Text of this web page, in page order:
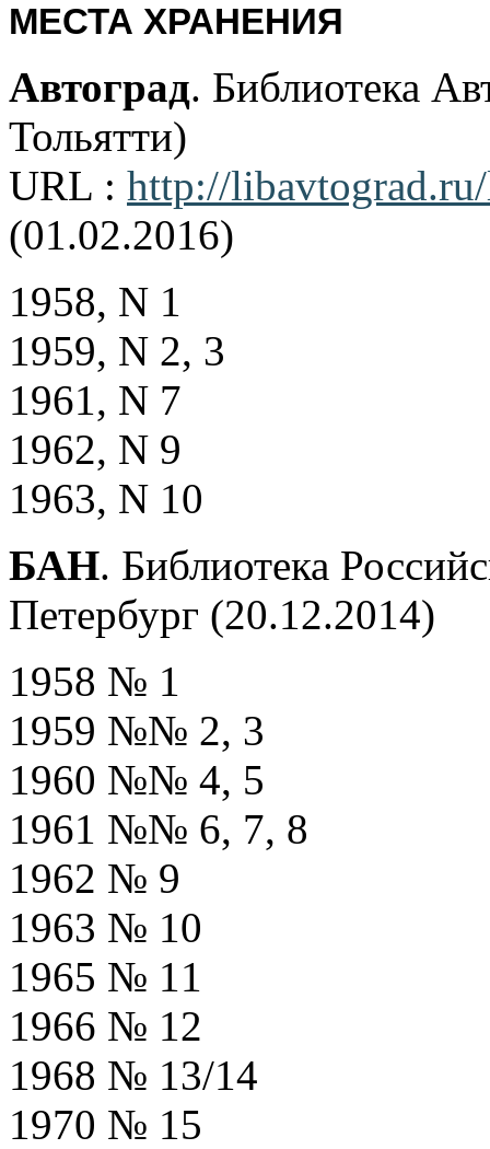
МЕСТА ХРАНЕНИЯ
Автоград. Библиотека
Тольятти)
URL : http://
(01.02.2016)
1958, N 1
1959, N 2, 3
1961, N 7
1962, N 9
1963, N 10
БАН. Библиотека
Петербург (20.12.2014)
1958 № 1
1959 №№ 2, 3
1960 №№ 4, 5
1961 №№ 6, 7, 8
1962 № 9
1963 № 10
1965 № 11
1966 № 12
1968 № 13/14
1970 № 15